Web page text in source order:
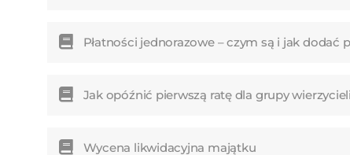
Płatności jednorazowe – czym są i jak dodać
Jak opóźnić pierwszą ratę dla grupy
Wycena likwidacyjna majątku